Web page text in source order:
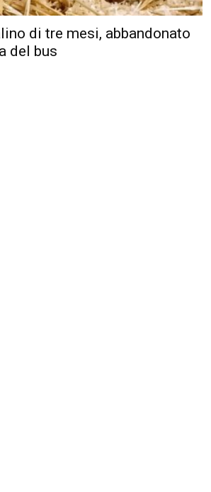
di tre mesi, abbandonato
del bus